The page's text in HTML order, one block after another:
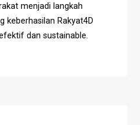
menjadi langkah
keberhasilan Rakyat4D
dan sustainable.